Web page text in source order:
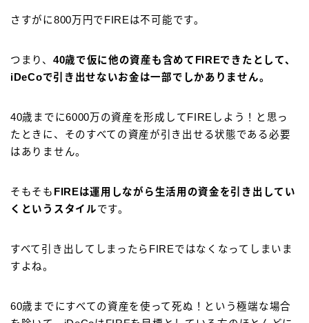
さすがに800万円でFIREは不可能です。
つまり、 40歳で仮に他の資産も含めてFIREできたとして、
iDeCoで引き出せないお金は一部でしかありません。
40歳までに6000万の資産を形成してFIREしよう！と思っ
たときに、そのすべての資産が引き出せる状態である必要
はありません。
そもそも FIREは運用しながら生活用の資金を引き出してい
くというスタイルです。
すべて引き出してしまったらFIREではなくなってしまいま
すよね。
60歳までにすべての資産を使って死ぬ！という極端な場合